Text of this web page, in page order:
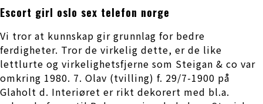
Escort girl oslo sex telefon norge
Vi tror at kunnskap gir grunnlag for bedre
ferdigheter. Tror de virkelig dette, er de like
lettlurte og virkelighetsfjerne som Steigan & co var
omkring 1980. 7. Olav (tvilling) f. 29/7-1900 på
Glaholt d. Interiøret er rikt dekorert med bl.a.